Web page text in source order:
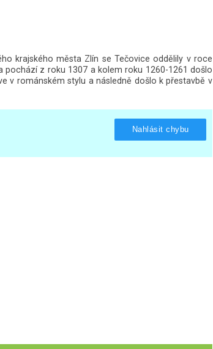
krajského města Zlín se Tečovice oddělily v roce
pochází z roku 1307 a kolem roku 1260-1261 došlo
v románském stylu a následně došlo k přestavbě v
Nahlásit chybu